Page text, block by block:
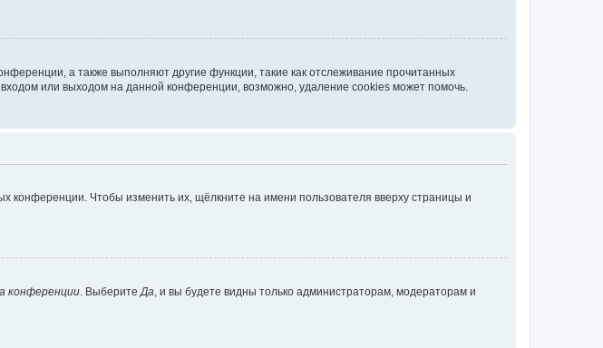
а также выполняют другие функции, такие как отслеживание прочитанных
или выходом на данной конференции, возможно, удаление cookies может помочь.
конференции. Чтобы изменить их, щёлкните на имени пользователя вверху страницы и
конференции . Выберите Да , и вы будете видны только администраторам, модераторам и